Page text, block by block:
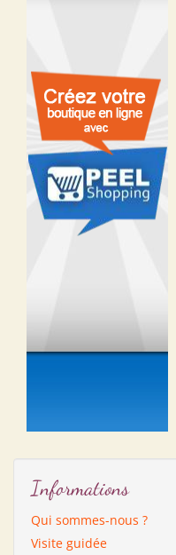
Informations
Qui sommes-nous ?
Visite guidée